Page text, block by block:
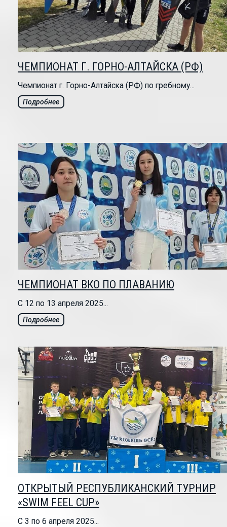
ЧЕМПИОНАТ Г. ГОРНО-АЛТАЙСКА (РФ)
Чемпионат г. Горно-Алтайска (РФ) по гребному...
Подробнее
ЧЕМПИОНАТ ВКО ПО ПЛАВАНИЮ
С 12 по 13 апреля 2025...
Подробнее
ОТКРЫТЫЙ РЕСПУБЛИКАНСКИЙ ТУРНИР
«SWIM FEEL CUP»
С 3 по 6 апреля 2025...